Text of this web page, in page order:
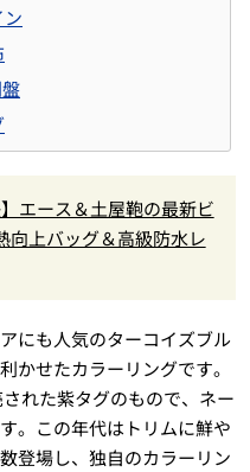
エース＆土屋鞄の最新ビ
向上バッグ＆高級防水レ
にも人気のターコイズブル
かせたカラーリングです。
れた紫タグのもので、ネー
。この年代はトリムに鮮や
登場し、独自のカラーリン